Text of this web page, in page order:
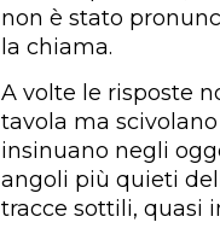
non è stato
la chiama.
A volte le risposte
tavola ma
insinuano negli
angoli più quieti
tracce sottili, quasi